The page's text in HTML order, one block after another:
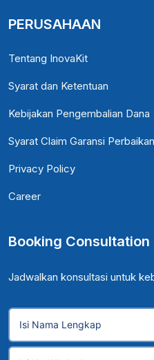
PERUSAHAAN
Tentang InovaKit
Syarat dan Ketentuan
Kebijakan Pengembalian Dana
Syarat Claim Garansi Perbaikan
Privacy Policy
Career
Booking Consultation
Jadwalkan konsultasi untuk